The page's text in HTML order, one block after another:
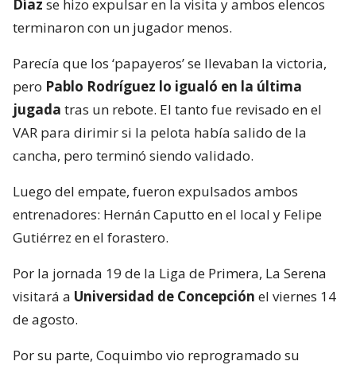
Díaz se hizo expulsar en la visita y ambos elencos
terminaron con un jugador menos.
Parecía que los ‘papayeros’ se llevaban la victoria,
pero Pablo Rodríguez lo igualó en la última
jugada tras un rebote. El tanto fue revisado en el
VAR para dirimir si la pelota había salido de la
cancha, pero terminó siendo validado.
Luego del empate, fueron expulsados ambos
entrenadores: Hernán Caputto en el local y Felipe
Gutiérrez en el forastero.
Por la jornada 19 de la Liga de Primera, La Serena
visitará a Universidad de Concepción el viernes 14
de agosto.
Por su parte, Coquimbo vio reprogramado su